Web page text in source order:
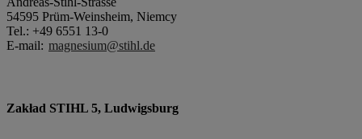
54595 Prüm-Weinsheim, Niemcy
Tel.: +49 6551 13-0
E-mail: magnesium@stihl.de
Zakład STIHL 5, Ludwigsburg